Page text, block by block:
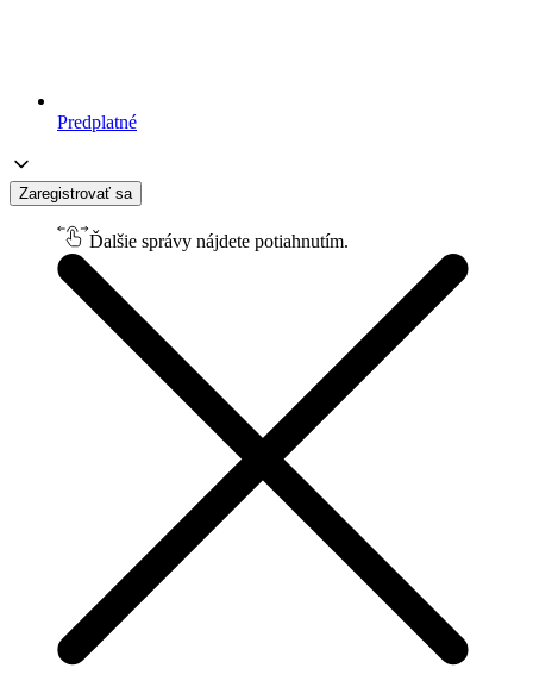
Predplatné
Zaregistrovať sa
Ďalšie správy nájdete potiahnutím.